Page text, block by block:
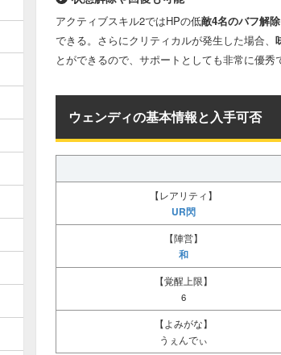
バフ 特定副将へ
デバフ 単体の敵へ
敵全体へ
味方全員
アクティブスキル2ではHPの低敵4名のバフ解除
できる。さらにクリティカルが発生した場合、
とができるので、サポートとしても非常に優秀
ウェンディの基本情報と入手可否
【レアリティ】
UR閃
【陣営】
和
【覚醒上限】
6
【よみがな】
うぇんでぃ